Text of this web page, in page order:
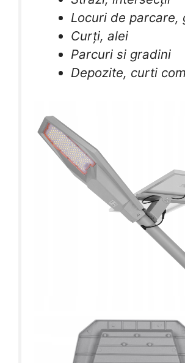
Locuri de parcare,
Curți, alei
Parcuri si gradini
Depozite, curti